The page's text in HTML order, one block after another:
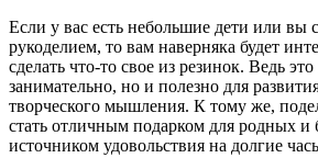
Если у вас есть небольшие дети или вы
рукоделием, то вам наверняка будет
сделать что-то свое из резинок. Ведь
занимательно, но и полезно для
творческого мышления. К тому же,
стать отличным подарком для родных и
источником удовольствия на долгие